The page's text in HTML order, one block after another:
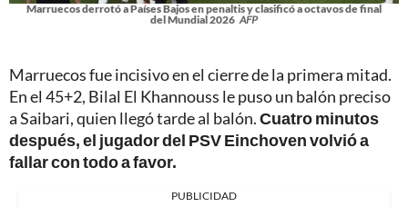
Marruecos derrotó a Países Bajos en penaltis y clasificó a octavos de final
del Mundial 2026 AFP
Marruecos fue incisivo en el cierre de la primera mitad.
En el 45+2, Bilal El Khannouss le puso un balón preciso
a Saibari, quien llegó tarde al balón.Cuatro minutos
después, el jugador del PSV Einchoven volvió a
fallar con todo a favor.
PUBLICIDAD